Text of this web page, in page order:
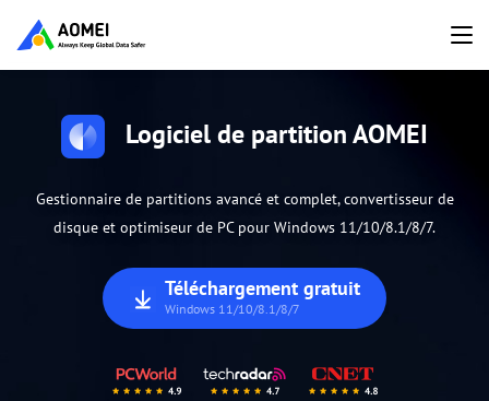
Logiciel de partition AOMEI
Gestionnaire de partitions avancé et complet, convertisseur de
disque et optimiseur de PC pour Windows 11/10/8.1/8/7.
Téléchargement gratuit
Windows 11/10/8.1/8/7